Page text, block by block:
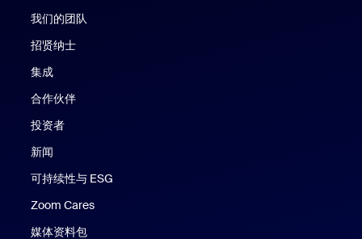
我们的团队
招贤纳士
集成
合作伙伴
投资者
新闻
可持续性与 ESG
Zoom Cares
媒体资料包